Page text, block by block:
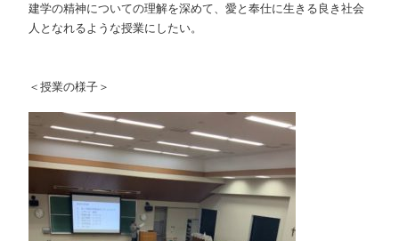
建学の精神についての理解を深めて、愛と奉仕に生きる良き社会
人となれるような授業にしたい。
＜授業の様子＞